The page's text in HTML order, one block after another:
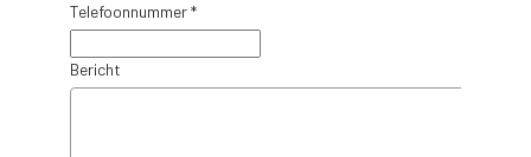
Telefoonnummer *
Bericht